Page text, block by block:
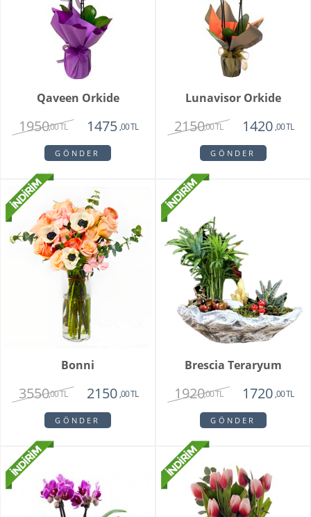
Qaveen Orkide
1950,00 TL 1475 ,00 TL
GÖNDER
Lunavisor Orkide
2150,00 TL 1420 ,00 TL
GÖNDER
Bonni
3550,00 TL 2150 ,00 TL
GÖNDER
Brescia Teraryum
1920,00 TL 1720 ,00 TL
GÖNDER